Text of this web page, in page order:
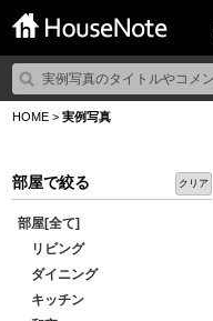
HOME > 実例写真
部屋で絞る クリア
部屋[全て]
リビング
ダイニング
キッチン